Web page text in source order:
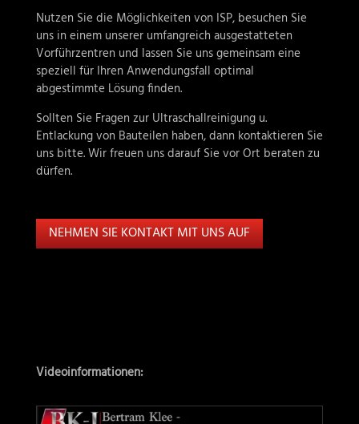
Nutzen Sie die Möglichkeiten von ISP, besuchen Sie
uns in einem unserer umfangreich ausgestatteten
Vorführzentren und lassen Sie uns gemeinsam eine
speziell für Ihren Anwendungsfall optimal
abgestimmte Lösung finden.
Sollten Sie Fragen zur Ultraschallreinigung u.
Entlackung von Bauteilen haben, dann kontaktieren Sie
uns bitte. Wir freuen uns darauf Sie vor Ort beraten zu
dürfen.
NEHMEN SIE KONTAKT MIT UNS AUF
Videoinformationen: